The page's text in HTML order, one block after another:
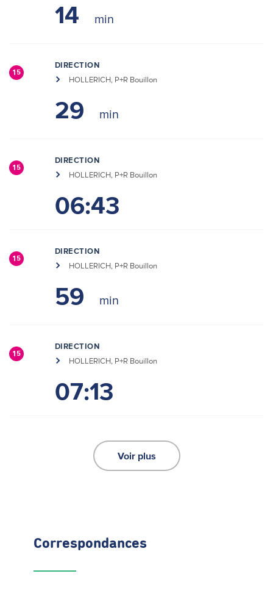
14
15
DIRECTION
HOLLERICH, P+R Bouillon
29
15
DIRECTION
HOLLERICH, P+R Bouillon
06:43
15
DIRECTION
HOLLERICH, P+R Bouillon
59
15
DIRECTION
HOLLERICH, P+R Bouillon
07:13
Voir plus
Correspondances